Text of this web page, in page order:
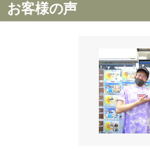
お客様の声